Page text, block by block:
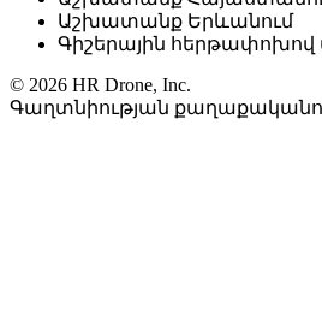
Աշխատանք Երևանում
Գիշերային
© 2026 HR Drone, Inc.
Գաղտնիության